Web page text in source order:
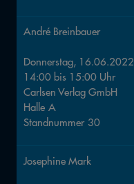
André Breinbauer
Donnerstag, 16.06.2022
14:00 bis 15:00 Uhr
Carlsen Verlag GmbH
Halle A
Standnummer 30
Josephine Mark